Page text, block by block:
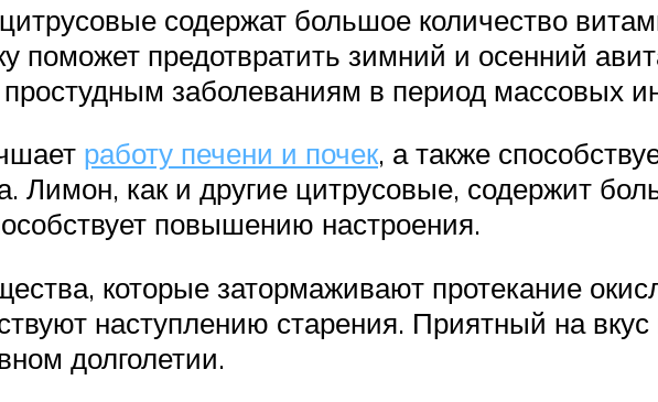
содержат большое количество
поможет предотвратить зимний и осенний
заболеваниям в период массовых
работу печени и почек, а также
Лимон, как и другие цитрусовые, содержит
повышению настроения.
которые затормаживают протекание
наступлению старения. Приятный на
долголетии.